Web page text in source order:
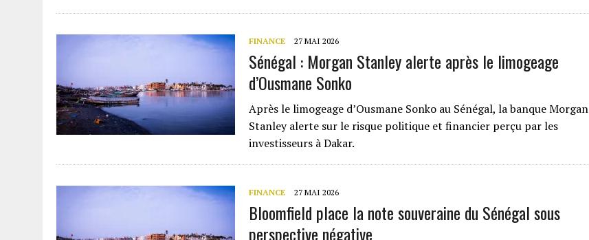
FINANCE 27 MAI 2026
Sénégal : Morgan Stanley alerte après le limogeage
d’Ousmane Sonko
Après le limogeage d’Ousmane Sonko au Sénégal, la banque Morgan
Stanley alerte sur le risque politique et financier perçu par les
investisseurs à Dakar.
FINANCE 27 MAI 2026
Bloomfield place la note souveraine du Sénégal sous
perspective négative